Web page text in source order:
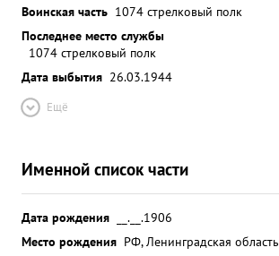
Воинская часть 1074 стрелковый полк
Последнее место службы
1074 стрелковый полк
Дата выбытия 26.03.1944
Ещё
Именной список части
Дата рождения
__.__.1906
Место рождения РФ, Ленинградская область